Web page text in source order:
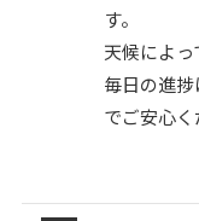
す。
天候によっ
毎日の進
でご安心く